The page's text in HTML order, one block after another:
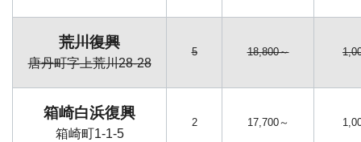
荒川復興
唐丹町字上荒川28-28
5 18,800～
箱崎白浜復興
箱崎町1-1-5
2 17,700～